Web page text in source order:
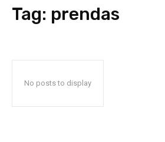
Tag: prendas
No posts to display